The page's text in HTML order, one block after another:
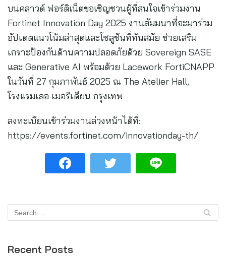
บนคลาวด์ ฟอร์ติเน็ตขอเชิญชวนผู้ที่สนใจเข้าร่วมงาน
Fortinet Innovation Day 2025 งานสัมมนาที่จะมาร่วม
อัปเดตแนวโน้มล่าสุดและโซลูชันที่ทันสมัย ช่วยเสริม
เกราะป้องกันด้านความปลอดภัยด้วย Sovereign SASE
และ Generative AI พร้อมด้วย Lacework FortiCNAPP
ในวันที่ 27 กุมภาพันธ์ 2025 ณ The Atelier Hall,
โรงแรมเลอ เมอริเดียน กรุงเทพ
ลงทะเบียนเข้าร่วมงานล่วงหน้าได้ที่:
https://events.fortinet.com/innovationday-th/
Recent Posts